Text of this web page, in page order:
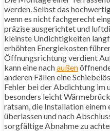
werden. Selbst das
wenn es nicht fachgerecht
präzise ausgerichtet und
kleinste Undichtigkeiten
erhöhten Energiekosten
Öffnungsrichtung verdient
kann eine nachaußen
anderen Fällen eine
Fehler bei der Abdichtung im
besonders leicht
ratsam, die Installation
überlassen und nach
sorgfältige Abnahme zu